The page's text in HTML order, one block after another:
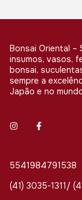
Bonsai Oriental –
insumos, vasos,
bonsai,
sempre a
Japão e no
5541984791538
(41) 3035-1311/